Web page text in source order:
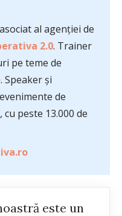
al agenției de
2.0. Trainer
pe teme de
și
de
peste 13.000 de
este un